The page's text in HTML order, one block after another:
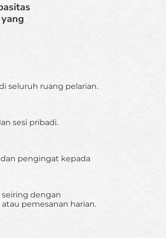
seluruh ruang pelarian.
sesi pribadi.
pengingat kepada
dengan
pemesanan harian.